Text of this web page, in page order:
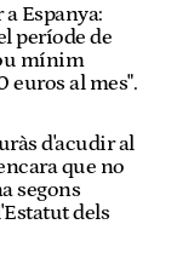
Espanya:
període de
mínim
euros al mes".
d'acudir al
que no
segons
dels